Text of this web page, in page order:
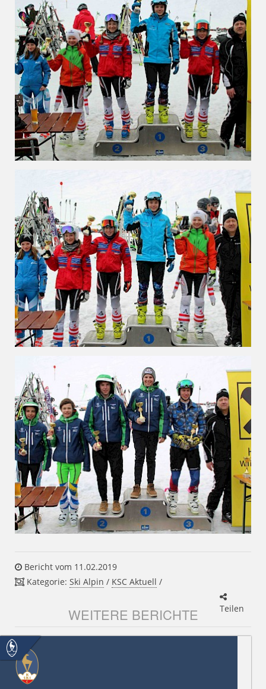
Bericht vom 11.02.2019
Kategorie: Ski Alpin / KSC Aktuell /
Teilen
WEITERE BERICHTE